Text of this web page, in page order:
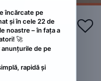

încărcate pe
și în cele 22 de
noastre – în fața a
🚀
de pe
rapidă și